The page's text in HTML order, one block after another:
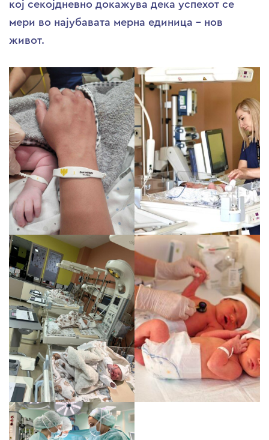
кој секојдневно докажува дека успехот се
мери во најубавата мерна единица – нов
живот.